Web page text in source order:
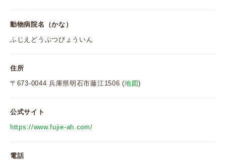
動物病院名（かな）
ふじえどうぶつびょういん
住所
〒673-0044 兵庫県明石市藤江1506 (地図)
公式サイト
https://www.fujie-ah.com/
電話